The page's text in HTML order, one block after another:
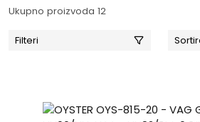
Ukupno proizvoda 12
Filteri